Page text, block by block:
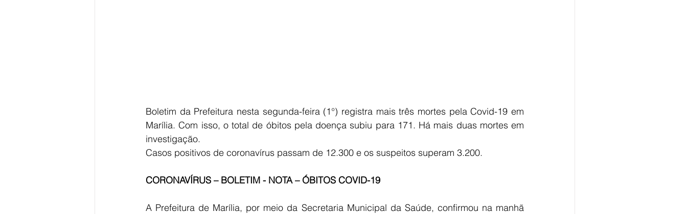
Boletim da Prefeitura nesta segunda-feira (1°) registra mais três mortes pela Covid-19 em
Marília. Com isso, o total de óbitos pela doença subiu para 171. Há mais duas mortes em
investigação.
Casos positivos de coronavírus passam de 12.300 e os suspeitos superam 3.200.
CORONAVÍRUS – BOLETIM - NOTA – ÓBITOS COVID-19
A Prefeitura de Marília, por meio da Secretaria Municipal da Saúde, confirmou na manhã